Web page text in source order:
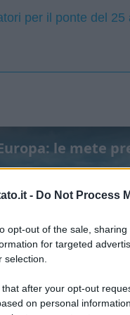
- Do Not Process
opt-out of the sale,
for targeted
selection.
that after your opt-out
on personal
per il ponte del 25